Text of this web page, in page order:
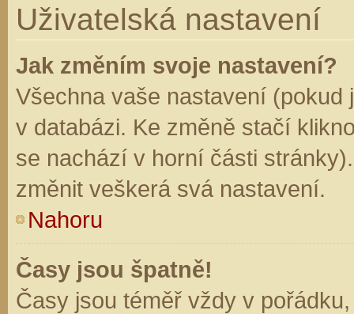
Uživatelská nastavení
Jak změním svoje nastavení?
Všechna vaše nastavení (pokud
v databázi. Ke změně stačí
se nachází v horní části
změnit veškerá svá nastavení.
Nahoru
Časy jsou špatně!
Časy jsou téměř vždy v